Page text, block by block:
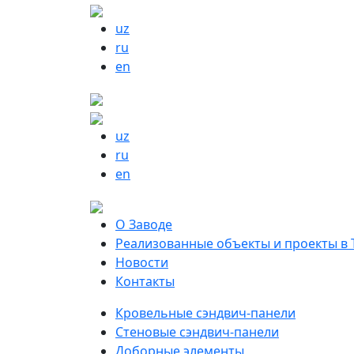
uz
ru
en
uz
ru
en
О Заводе
Реализованные объекты и проекты в
Новости
Контакты
Кровельные сэндвич-панели
Стеновые сэндвич-панели